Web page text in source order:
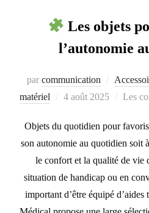
Les objets
l’autonomie
par communication
matériel
Publié
4 août 2025 Les
Objets du quotidien pour
son autonomie au quotidien soit
le confort et la qualité de vie
situation de handicap ou en
important d’être équipé d’aides